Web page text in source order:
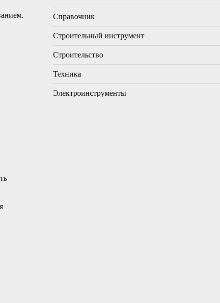
Справочник
Строительный инструмент
Строительство
Техника
Электроинструменты